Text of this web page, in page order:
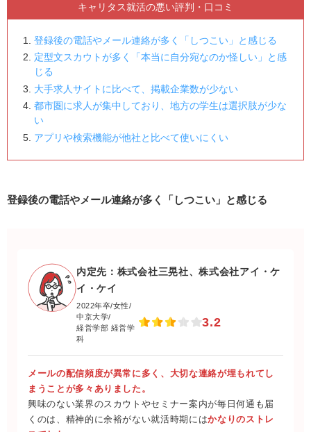
キャリタス就活の悪い評判・口コミ
登録後の電話やメール連絡が多く「しつこい」と感じる
定型文スカウトが多く「本当に自分宛なのか怪しい」と感
じる
大手求人サイトに比べて、掲載企業数が少ない
都市圏に求人が集中しており、地方の学生は選択肢が少な
い
アプリや検索機能が他社と比べて使いにくい
登録後の電話やメール連絡が多く「しつこい」と感じる
内定先：株式会社三晃社、株式会社アイ・ケ
イ・ケイ
2022年卒/女性/
中京大学/
経営学部 経営学
科
3.2
メールの配信頻度が異常に多く、大切な連絡が埋もれてし
まうことが多々ありました。
興味のない業界のスカウトやセミナー案内が毎日何通も届
くのは、精神的に余裕がない就活時期にはかなりのストレ